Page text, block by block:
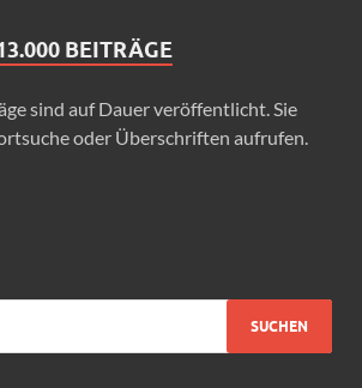
BEITRÄGE
sind auf Dauer veröffentlicht. Sie
oder Überschriften aufrufen.